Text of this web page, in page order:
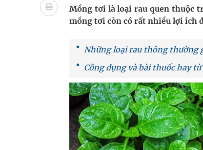
Quan Bằng Chứng Dược Lý Và Cơ Chế Phân
Xây dựng bản đồ mạng lưới cấp cứu ngoại
"Nền kinh tế bạc" có thể trở thành động lực
Đắk Lắk: Đẩy nhanh tiến độ khám sức khỏe
Tổng hợp những cách trị thâm body nách,
Mồng tơi là loại rau quen thuộc
mồng tơi còn có rất nhiều lợi ích
Những loại rau thông thường
Công dụng và bài thuốc hay từ